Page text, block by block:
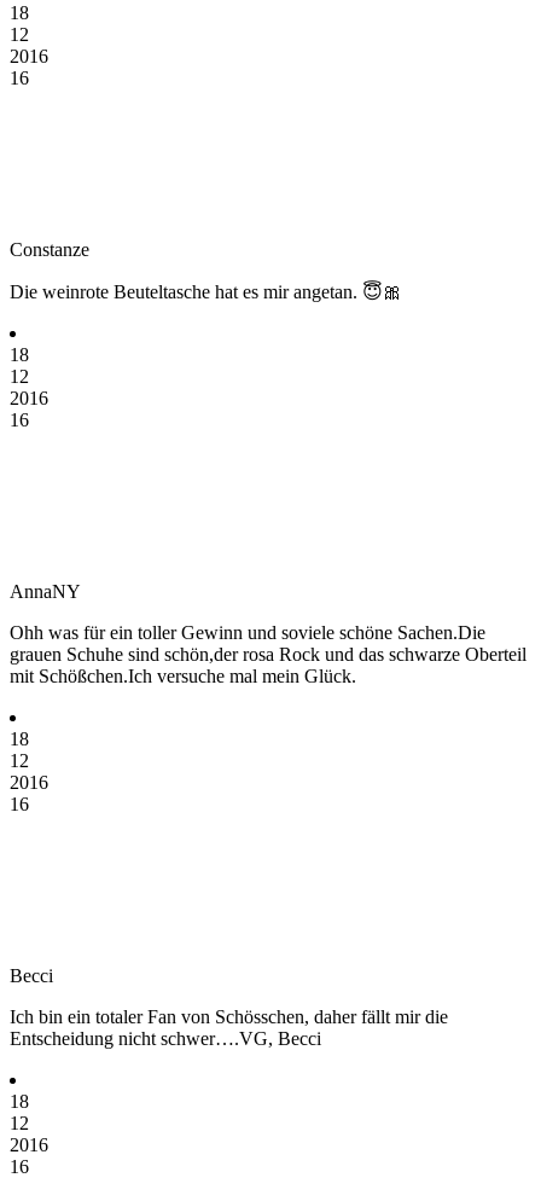
18
12
2016
16
Constanze
Die weinrote Beuteltasche hat es mir angetan. 😇🎀
18
12
2016
16
AnnaNY
Ohh was für ein toller Gewinn und soviele schöne Sachen.Die
grauen Schuhe sind schön,der rosa Rock und das schwarze Oberteil
mit Schößchen.Ich versuche mal mein Glück.
18
12
2016
16
Becci
Ich bin ein totaler Fan von Schösschen, daher fällt mir die
Entscheidung nicht schwer….VG, Becci
18
12
2016
16